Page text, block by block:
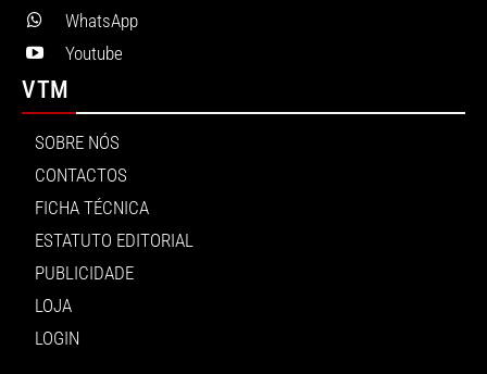
WhatsApp
Youtube
VTM
SOBRE NÓS
CONTACTOS
FICHA TÉCNICA
ESTATUTO EDITORIAL
PUBLICIDADE
LOJA
LOGIN